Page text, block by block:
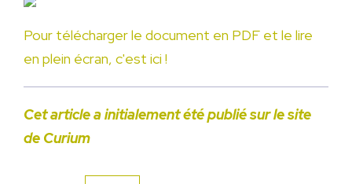
Pour télécharger le document en PDF et le lire
en plein écran, c'est ici !
Cet article a initialement été publié sur le site
de Curium